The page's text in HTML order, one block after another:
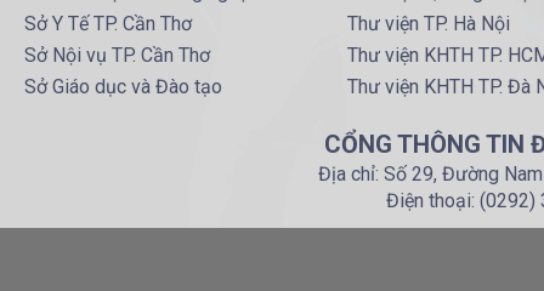
Sở Y Tế TP. Cần Thơ
Sở Nội vụ TP. Cần Thơ
Sở Giáo dục và Đào tạo
Thư viện TP. Hà Nội
Thư viện KHTH TP.
Thư viện KHTH TP. Đà
CỔNG THÔNG TIN
Địa chỉ: Số 29, Đường
Điện thoại: (0292)